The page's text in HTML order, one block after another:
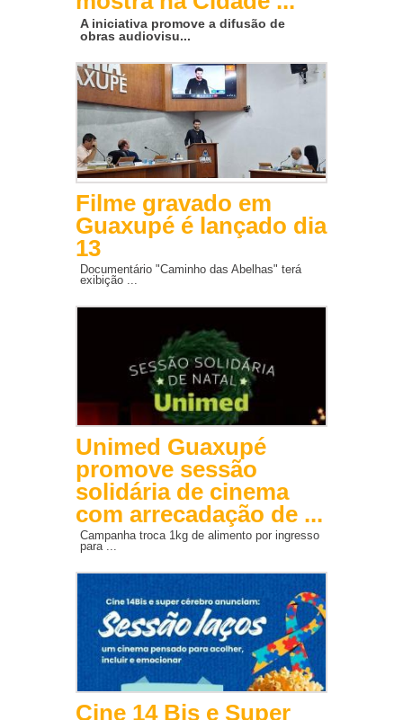
A iniciativa promove a difusão de
obras audiovisu...
Filme gravado em
Guaxupé é lançado dia
13
Documentário "Caminho das Abelhas" terá
exibição ...
Unimed Guaxupé
promove sessão
solidária de cinema
com arrecadação de ...
Campanha troca 1kg de alimento por ingresso
para ...
Cine 14 Bis e Super